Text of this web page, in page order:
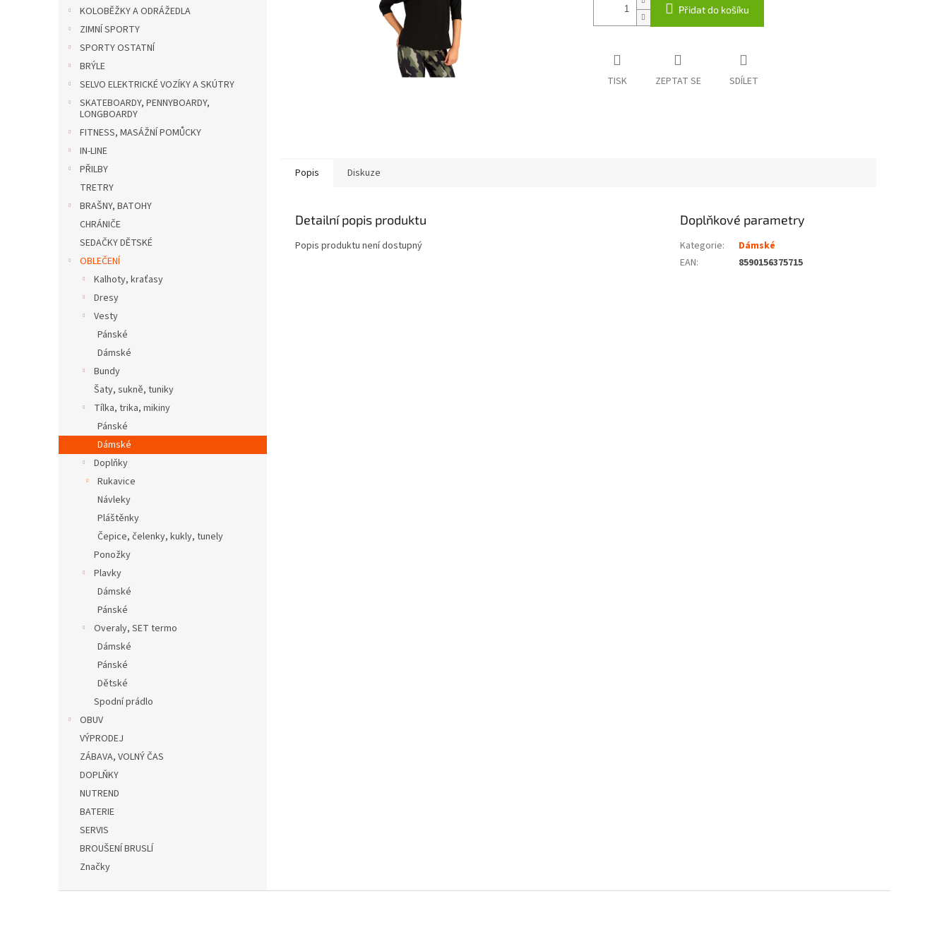
KOLOBĚŽKY A ODRÁŽEDLA
ZIMNÍ SPORTY
SPORTY OSTATNÍ
BRÝLE
SELVO ELEKTRICKÉ VOZÍKY A SKÚTRY
SKATEBOARDY, PENNYBOARDY,
LONGBOARDY
FITNESS, MASÁŽNÍ POMŮCKY
IN-LINE
PŘILBY
TRETRY
BRAŠNY, BATOHY
CHRÁNIČE
SEDAČKY DĚTSKÉ
OBLEČENÍ
Kalhoty, kraťasy
Dresy
Vesty
Pánské
Dámské
Bundy
Šaty, sukně, tuniky
Tílka, trika, mikiny
Pánské
Dámské
Doplňky
Rukavice
Návleky
Pláštěnky
Čepice, čelenky, kukly, tunely
Ponožky
Plavky
Dámské
Pánské
Overaly, SET termo
Dámské
Pánské
Dětské
Spodní prádlo
OBUV
VÝPRODEJ
ZÁBAVA, VOLNÝ ČAS
DOPLŇKY
NUTREND
BATERIE
SERVIS
BROUŠENÍ BRUSLÍ
Značky
Přidat do košíku
TISK ZEPTAT SE SDÍLET
Popis Diskuze
Detailní popis produktu
Popis produktu není dostupný
Doplňkové parametry
Kategorie:
Dámské
EAN: 8590156375715